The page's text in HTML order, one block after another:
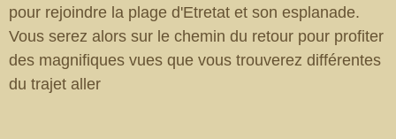
pour rejoindre la plage d'Etretat et son esplanade.
Vous serez alors sur le chemin du retour pour profiter
des magnifiques vues que vous trouverez différentes
du trajet aller